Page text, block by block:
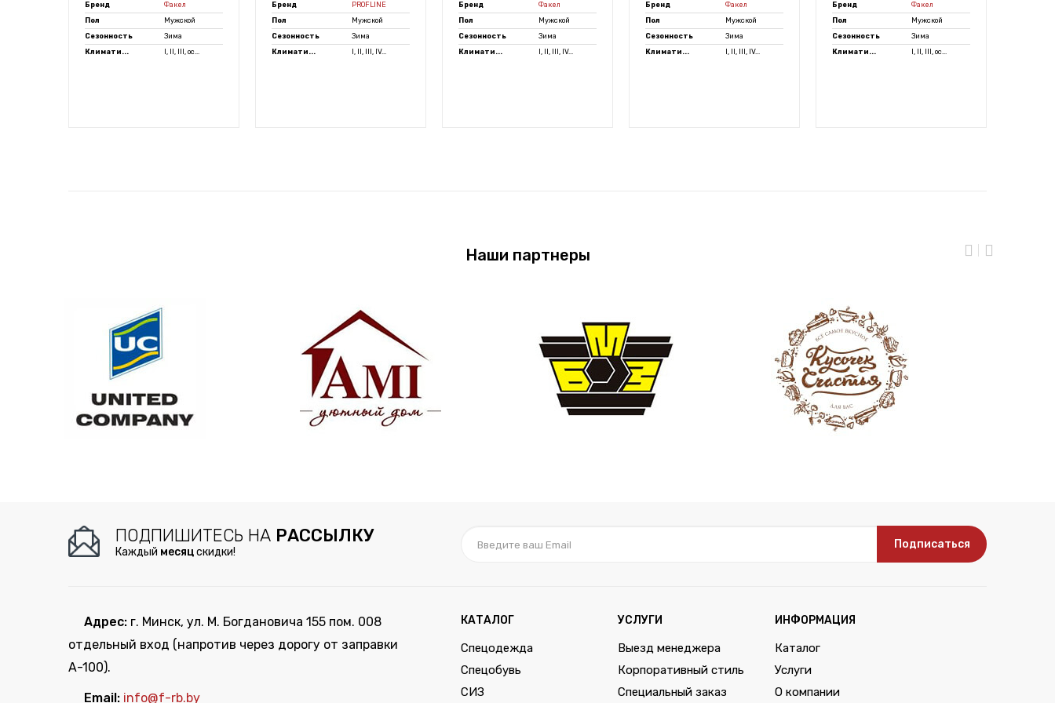
Бренд
Факел
Пол
Мужской
Сезонность
Зима
Климати...
I, II, III, ос...
Бренд
PROFLINE
Пол
Мужской
Сезонность
Зима
Климати...
I, II, III, IV...
Бренд
Факел
Пол
Мужской
Сезонность
Зима
Климати...
I, II, III, IV...
Бренд
Факел
Пол
Мужской
Сезонность
Зима
Климати...
I, II, III, IV...
Бренд
Факел
Пол
Мужской
Сезонность
Зима
Климати...
I, II, III, ос...
Наши партнеры
ПОДПИШИТЕСЬ НА РАССЫЛКУ
Каждый месяцскидки!
Подписаться
Адрес: г. Минск, ул. М. Богдановича 155 пом. 008
отдельный вход (напротив через дорогу от заправки
А-100).
Email: info@f-rb.by
КАТАЛОГ
Спецодежда
Спецобувь
СИЗ
УСЛУГИ
Выезд менеджера
Корпоративный стиль
Специальный заказ
ИНФОРМАЦИЯ
Каталог
Услуги
О компании